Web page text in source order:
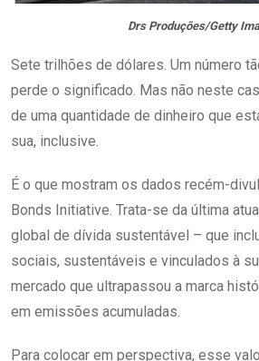
Drs Produções/Getty
Sete trilhões de dólares. Um número
perde o significado. Mas não neste
de uma quantidade de dinheiro que
sua, inclusive.
É o que mostram os dados recém-
Bonds Initiative. Trata-se da última
global de dívida sustentável – que
sociais, sustentáveis e vinculados à
mercado que ultrapassou a marca
em emissões acumuladas.
Para colocar em perspectiva, esse